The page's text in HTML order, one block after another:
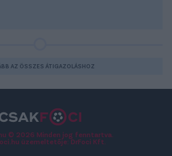
AZ ÖSSZES ÁTIGAZOLÁSHOZ
© 2026 Minden jog fenntartva.
üzemeltetője: DrFoci Kft.